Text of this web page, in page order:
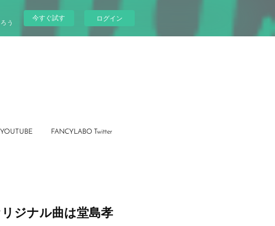
う
今すぐ試す ログイン
YOUTUBE FANCYLABO Twitter
ジナル曲は堂島孝